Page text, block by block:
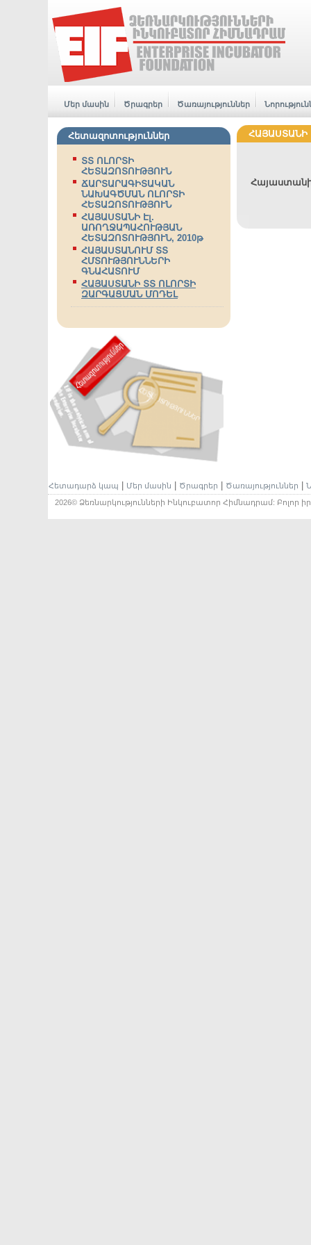
Մեր մասին Ծրագրեր Ծառայություններ
ՀԱՅԱՍՏԱՆԻ
Հայաստանի
Հետազոտություններ
ՏՏ ՈԼՈՐՏԻ
ՀԵՏԱԶՈՏՈՒԹՅՈՒՆ
ՃԱՐՏԱՐԱԳԻՏԱԿԱՆ
ՆԱԽԱԳԾՄԱՆ ՈԼՈՐՏԻ
ՀԵՏԱԶՈՏՈՒԹՅՈՒՆ
ՀԱՅԱՍՏԱՆԻ Էլ.
ԱՌՈՂՋԱՊԱՀՈՒԹՅԱՆ
ՀԵՏԱԶՈՏՈՒԹՅՈՒՆ, 2010թ
ՀԱՅԱՍՏԱՆՈՒՄ ՏՏ
ՀՄՏՈՒԹՅՈՒՆՆԵՐԻ
ԳՆԱՀԱՏՈՒՄ
ՀԱՅԱՍՏԱՆԻ ՏՏ ՈԼՈՐՏԻ
ԶԱՐԳԱՑՄԱՆ ՄՈԴԵԼ
Հետադարձ կապ Մեր մասին Ծրագրեր Ծառայություններ
2026© Ձեռնարկությունների Ինկուբատոր Հիմնադրամ: